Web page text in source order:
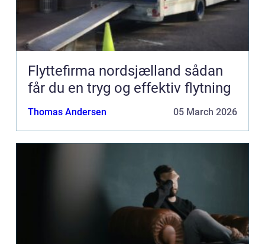
Flyttefirma nordsjælland sådan
får du en tryg og effektiv flytning
Thomas Andersen 05 March 2026